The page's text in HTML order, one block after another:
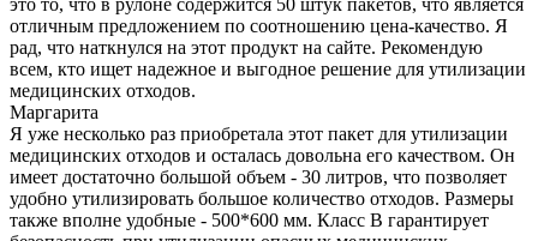
отличным предложением по соотношению цена-качество. Я
рад, что наткнулся на этот продукт на сайте. Рекомендую
всем, кто ищет надежное и выгодное решение для утилизации
медицинских отходов.
Маргарита
Я уже несколько раз приобретала этот пакет для утилизации
медицинских отходов и осталась довольна его качеством. Он
имеет достаточно большой объем - 30 литров, что позволяет
удобно утилизировать большое количество отходов. Размеры
также вполне удобные - 500*600 мм. Класс В гарантирует